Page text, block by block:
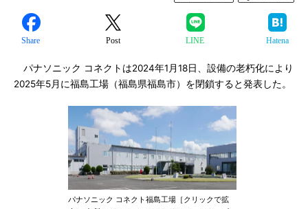
Share Post LINE Hatena
パナソニック コネクトは2024年1月18日、設備の老朽化により
2025年5月に福島工場（福島県福島市）を閉鎖すると発表した。
パナソニック コネクト福島工場［クリックで拡